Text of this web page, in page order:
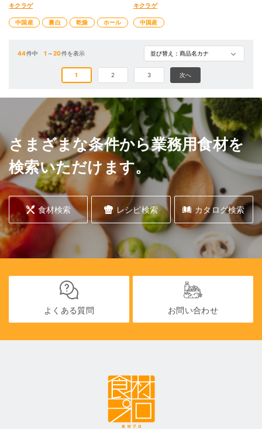
キクラゲ
中国産 裏白 乾燥 ホール
キクラゲ
中国産
44件中1 ～20件を表示
1 2 3 次へ
さまざまな条件から業務用食材を
検索いただけます。
食材検索 レシピ検索 カタログ検索
よくある質問 お問い合わせ